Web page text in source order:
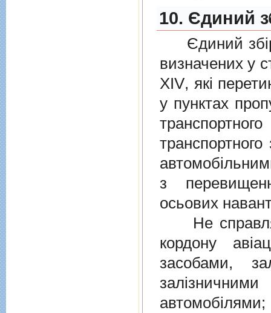
10. Єдиний
Єдиний збiр
визначених у
XIV, якi
у пунктах
з
осьових
Не
кордону
засобами,
залiзничними